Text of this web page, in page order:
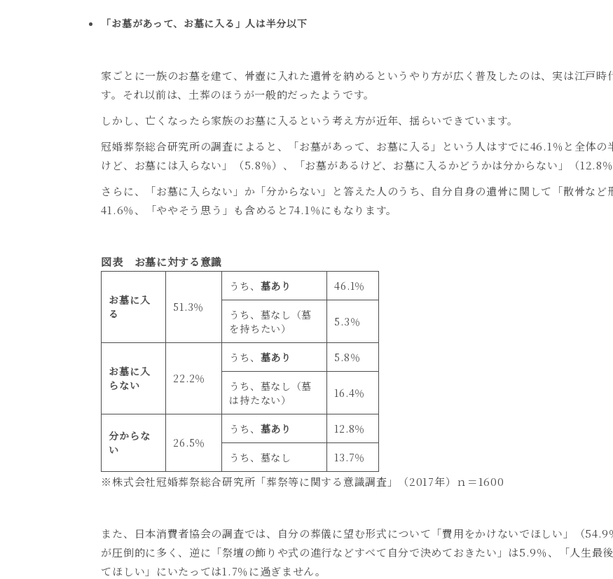
「お墓があって、お墓に入る」人は半分以下
家ごとに一族のお墓を建て、骨壺に入れた遺骨を納めるというやり方が広く普及したのは、実は江戸
す。それ以前は、土葬のほうが一般的だったようです。
しかし、亡くなったら家族のお墓に入るという考え方が近年、揺らいできています。
冠婚葬祭総合研究所の調査によると、「お墓があって、お墓に入る」という人はすでに46.1 ％と全体の
けど、お墓には入らない」（5.8％）、「お墓があるけど、お墓に入るかどうかは分からない」（12.8
さらに、「お墓に入らない」か「分からない」と答えた人のうち、自分自身の遺骨に関して「散骨な
41.6％、「ややそう思う」も含めると 74.1 ％にもなります。
図表 お墓に対する意識
お墓に入
る
51.3％
うち、 墓あり 46.1％
うち、墓なし（墓
を持ちたい）
5.3％
お墓に入
らない
22.2％
うち、 墓あり 5.8％
うち、墓なし（墓
は持たない）
16.4％
分からな
い
26.5％
うち、 墓あり 12.8％
うち、墓なし 13.7％
※株式会社冠婚葬祭総合研究所「葬祭等に関する意識調査」（2017年）ｎ＝1600
また、日本消費者協会の調査では、自分の葬儀に望む形式について「費用をかけないでほしい」（54.9
が圧倒的に多く、逆に「祭壇の飾りや式の進行などすべて自分で決めておきたい」は5.9％、「人生最
てほしい」にいたっては1.7％に過ぎません。